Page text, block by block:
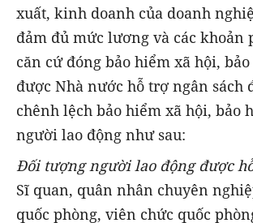
xuất, kinh doanh của doanh
đảm đủ mức lương và các khoản
căn cứ đóng bảo hiểm xã hội,
được Nhà nước hỗ trợ ngân sách
chênh lệch bảo hiểm xã hội, bảo
người lao động như sau:
Đối tượng người lao động được
Sĩ quan, quân nhân chuyên
quốc phòng, viên chức quốc